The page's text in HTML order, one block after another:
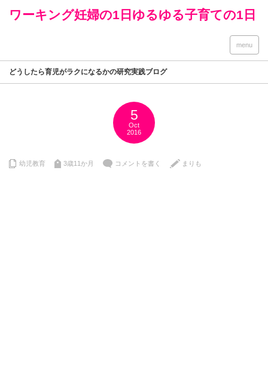
ワーキング妊婦の1日ゆるゆる子育ての1日
menu
どうしたら育児がラクになるかの研究実践ブログ
5
Oct
2016
幼児教育 3歳11か月 コメントを書く まりも